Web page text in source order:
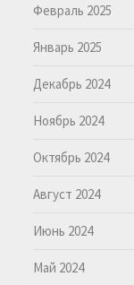
Февраль 2025
Январь 2025
Декабрь 2024
Ноябрь 2024
Октябрь 2024
Август 2024
Июнь 2024
Май 2024